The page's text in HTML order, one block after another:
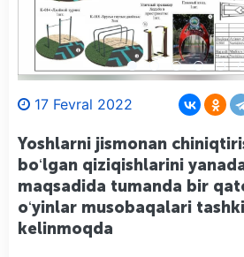
17 Fevral 2022
Yoshlarni jismonan
boʻlgan qiziqishlarini
maqsadida tumanda bir
oʻyinlar musobaqalari
kelinmoqda